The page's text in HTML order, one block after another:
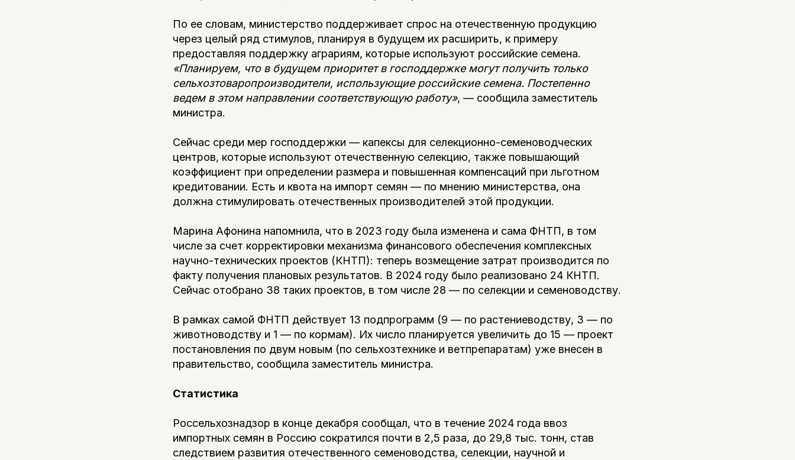
По ее словам, министерство поддерживает спрос на отечественную продукцию
через целый ряд стимулов, планируя в будущем их расширить, к примеру
предоставляя поддержку аграриям, которые используют российские семена.
«Планируем, что в будущем приоритет в господдержке могут получить только
сельхозтоваропроизводители, использующие российские семена. Постепенно
ведем в этом направлении соответствующую работу», — сообщила заместитель
министра.
Сейчас среди мер господдержки — капексы для селекционно-семеноводческих
центров, которые используют отечественную селекцию, также повышающий
коэффициент при определении размера и повышенная компенсаций при льготном
кредитовании. Есть и квота на импорт семян — по мнению министерства, она
должна стимулировать отечественных производителей этой продукции.
Марина Афонина напомнила, что в 2023 году была изменена и сама ФНТП, в том
числе за счет корректировки механизма финансового обеспечения комплексных
научно-технических проектов (КНТП): теперь возмещение затрат производится по
факту получения плановых результатов. В 2024 году было реализовано 24 КНТП.
Сейчас отобрано 38 таких проектов, в том числе 28 — по селекции и семеноводству.
В рамках самой ФНТП действует 13 подпрограмм (9 — по растениеводству, 3 — по
животноводству и 1 — по кормам). Их число планируется увеличить до 15 — проект
постановления по двум новым (по сельхозтехнике и ветпрепаратам) уже внесен в
правительство, сообщила заместитель министра.
Статистика
Россельхознадзор в конце декабря сообщал, что в течение 2024 года ввоз
импортных семян в Россию сократился почти в 2,5 раза, до 29,8 тыс. тонн, став
следствием развития отечественного семеноводства, селекции, научной и